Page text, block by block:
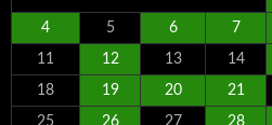
4 5 6 7
11 12 13 14
18 19 20 21